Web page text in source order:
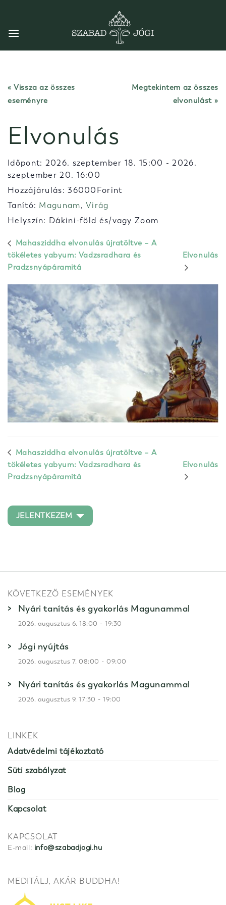
content
« Vissza az összes
eseményre
Megtekintem az összes
elvonulást
Elvonulás
Időpont: 2026. szeptember 18. 15:00 -2026.
szeptember 20. 16:00
Hozzájárulás: 36000Forint
Tanító: Magunam,Virág
Helyszín: Dákini-föld és/vagy Zoom
Mahasziddha elvonulás újratöltve – A
tökéletes yabyum: Vadzsradhara és
Pradzsnyápáramitá
Elvonulás
Mahasziddha elvonulás újratöltve – A
tökéletes yabyum: Vadzsradhara és
Pradzsnyápáramitá
Elvonulás
JELENTKEZEM
KÖVETKEZŐ ESEMÉNYEK
Nyári tanítás és gyakorlás Magunammal
2026. augusztus 6. 18:00 -19:30
Jógi nyújtás
2026. augusztus 7. 08:00 -09:00
Nyári tanítás és gyakorlás Magunammal
2026. augusztus 9. 17:30 -19:00
LINKEK
Adatvédelmi tájékoztató
Süti szabályzat
Blog
Kapcsolat
KAPCSOLAT
E-mail: info@szabadjogi.hu
MEDITÁLJ, AKÁR BUDDHA!